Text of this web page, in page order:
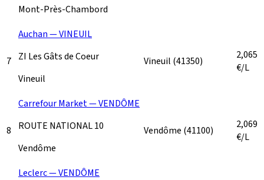
Mont-Près-Chambord
7
Auchan — VINEUIL
ZI Les Gâts de Coeur
Vineuil
Vineuil (41350)
2,065
€/L
8
Carrefour Market — VENDÔME
ROUTE NATIONAL 10
Vendôme
Vendôme (41100)
2,069
€/L
Leclerc — VENDÔME